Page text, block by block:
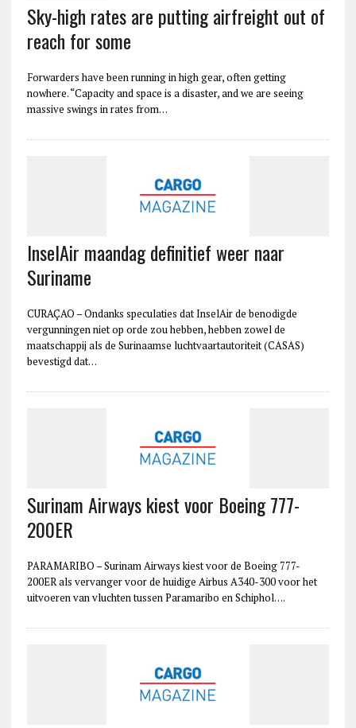
Sky-high rates are putting airfreight out of
reach for some
Forwarders have been running in high gear, often getting
nowhere. “Capacity and space is a disaster, and we are seeing
massive swings in rates from…
InselAir maandag definitief weer naar
Suriname
CURAÇAO – Ondanks speculaties dat InselAir de benodigde
vergunningen niet op orde zou hebben, hebben zowel de
maatschappij als de Surinaamse luchtvaartautoriteit (CASAS)
bevestigd dat…
Surinam Airways kiest voor Boeing 777-
200ER
PARAMARIBO – Surinam Airways kiest voor de Boeing 777-
200ER als vervanger voor de huidige Airbus A340-300 voor het
uitvoeren van vluchten tussen Paramaribo en Schiphol….